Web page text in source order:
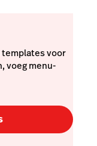
templates voor
voeg menu-